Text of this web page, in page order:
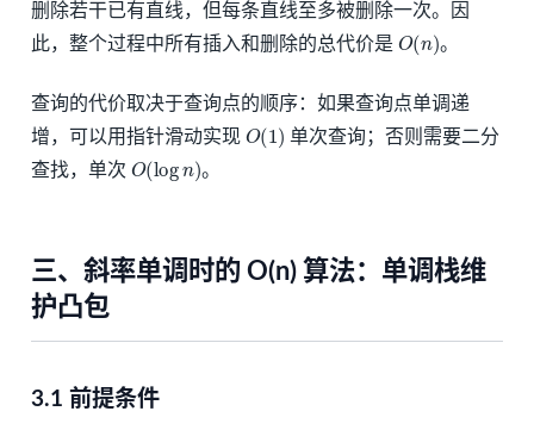
删除若干已有直线，但每条直线至多被删除一次。因
此，整个过程中所有插入和删除的总代价是 O(n )。
查询的代价取决于查询点的顺序：如果查询点单调递
增，可以用指针滑动实现 O(1 ) 单次查询；否则需要二分
查找，单次 O(log ) 。
三、斜率单调时的 O(n) 算法：单调栈维
护凸包
3.1 前提条件